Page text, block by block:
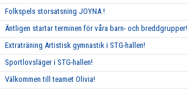
Folkspels storsatsning JOYNA !
Äntligen startar terminen för våra barn- och breddgrupper!
Extraträning Artistisk gymnastik i STG-hallen!
Sportlovsläger i STG-hallen!
Välkommen till teamet Olivia!